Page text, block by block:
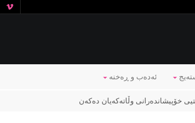
ئه‌ده‌ب و ڕه‌خنه‌
خۆپیشاندەرانی وڵاتەکەیان دەکەن